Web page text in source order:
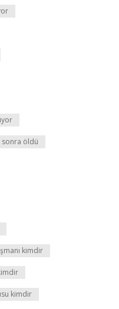
sonra öldü
kimdir
kimdir